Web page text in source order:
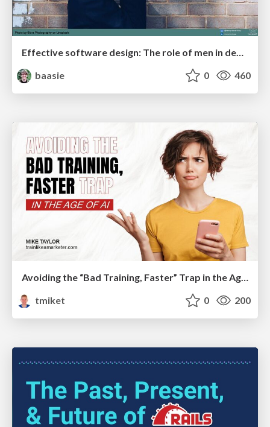
Effective software design: The role of men in debugging patriarchy in IT @ Voxxed Days AMS
baasie
0 460
tmiket
0 200